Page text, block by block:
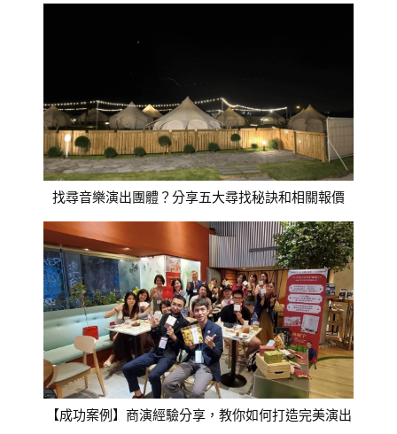
找尋音樂演出團體？分享五大尋找秘訣和相關報價
【成功案例】商演經驗分享，教你如何打造完美演出